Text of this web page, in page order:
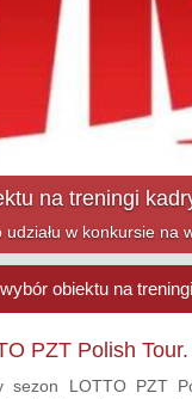
Mazowsze Cup w
obiektu na
PZT Polish
sezon LOTTO PZT